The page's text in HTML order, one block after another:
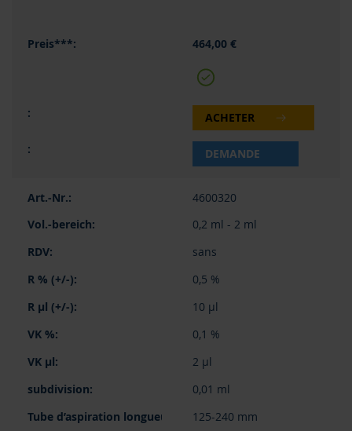
464,00 €
ACHETER
DEMANDE
4600320
0,2 ml - 2 ml
sans
0,5 %
10 µl
0,1 %
2 µl
0,01 ml
125-240 mm